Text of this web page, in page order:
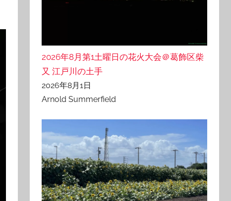
2026年8月第1土曜日の花火大会＠葛飾区柴
又 江戸川の土手
2026年8月1日
Arnold Summerfield